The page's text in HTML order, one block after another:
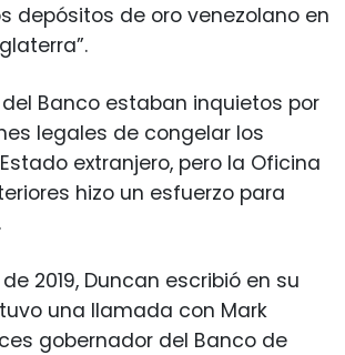
depósitos de oro venezolano en
Banco estaban inquietos por
legales de congelar los
extranjero, pero la Oficina
hizo un esfuerzo para
2019, Duncan escribió en su
una llamada con Mark
gobernador del Banco de